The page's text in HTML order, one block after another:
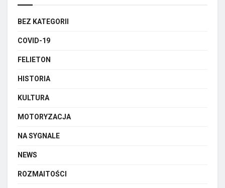
BEZ KATEGORII
COVID-19
FELIETON
HISTORIA
KULTURA
MOTORYZACJA
NA SYGNALE
NEWS
ROZMAITOŚCI